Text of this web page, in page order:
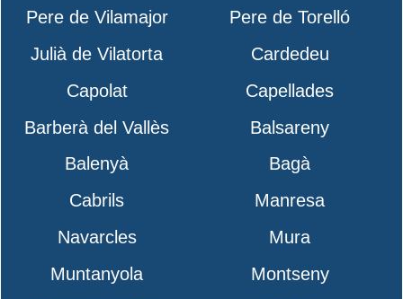
Pere de Vilamajor
Pere de Torelló
Julià de Vilatorta
Cardedeu
Capolat
Capellades
Barberà del Vallès
Balsareny
Balenyà
Bagà
Cabrils
Manresa
Navarcles
Mura
Muntanyola
Montseny